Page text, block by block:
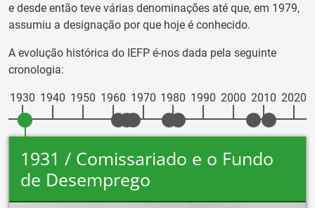
e desde então teve várias denominações até que, em 1979,
assumiu a designação por que hoje é conhecido.
A evolução histórica do IEFP é-nos dada pela seguinte
cronologia:
1930 1940 1950 1960 1970 1980 1990 2000 2010 2020
1931 / Comissariado e o Fundo
de Desemprego